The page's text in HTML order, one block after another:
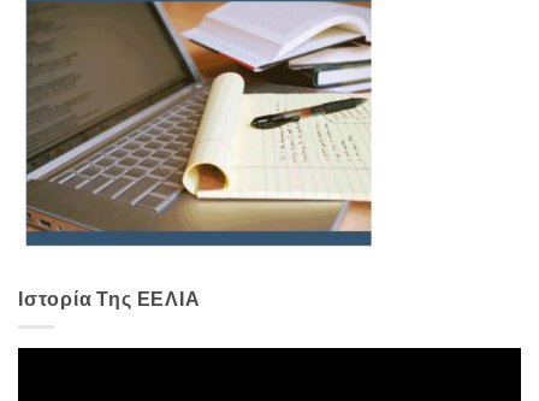
Ιστορία Της ΕΕΛΙΑ